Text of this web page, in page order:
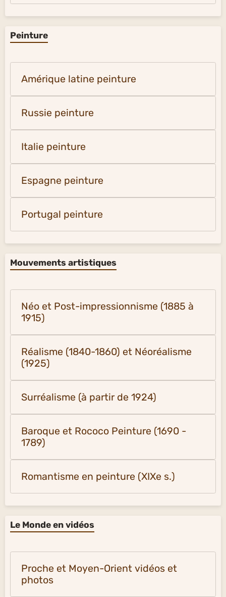
Peinture
Amérique latine peinture
Russie peinture
Italie peinture
Espagne peinture
Portugal peinture
Mouvements artistiques
Néo et Post-impressionnisme (1885 à
1915)
Réalisme (1840-1860) et Néoréalisme
(1925)
Surréalisme (à partir de 1924)
Baroque et Rococo Peinture (1690 -
1789)
Romantisme en peinture (XIXe s.)
Le Monde en vidéos
Proche et Moyen-Orient vidéos et
photos